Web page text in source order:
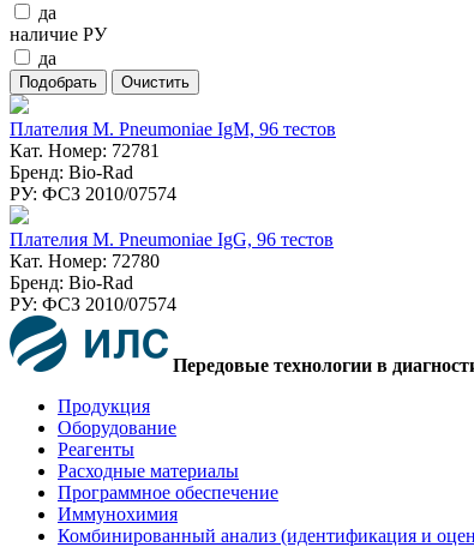
да
наличие РУ
да
Плателия M. Pneumoniae IgM, 96 тестов
Кат. Номер: 72781
Бренд: Bio-Rad
РУ: ФСЗ 2010/07574
Плателия M. Pneumoniae IgG, 96 тестов
Кат. Номер: 72780
Бренд: Bio-Rad
РУ: ФСЗ 2010/07574
Передовые технологии в
Продукция
Оборудование
Реагенты
Расходные материалы
Программное обеспечение
Иммунохимия
Комбинированный анализ (идентификация и